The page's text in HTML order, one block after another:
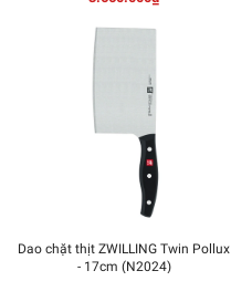
Dao chặt thịt ZWILLING Twin Pollux
- 17cm (N2024)